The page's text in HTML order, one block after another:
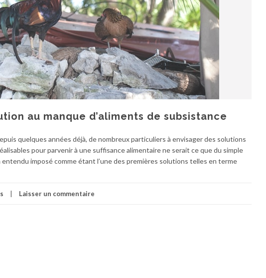
au manque d’aliments de subsistance
quelques années déjà, de nombreux particuliers à envisager des solutions
pour parvenir à une suffisance alimentaire ne serait ce que du simple
entendu imposé comme étant l’une des premières solutions telles en terme
Laisser un commentaire